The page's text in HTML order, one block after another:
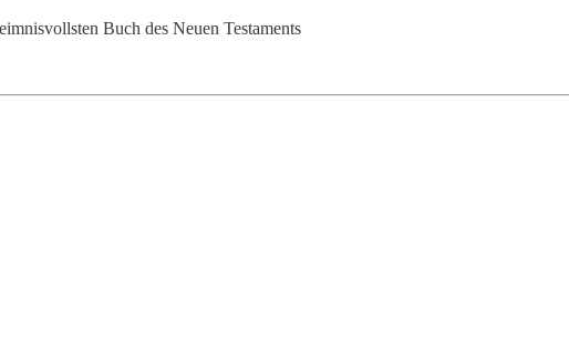
Buch des Neuen Testaments